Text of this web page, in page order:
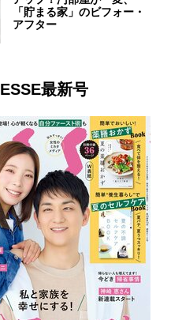
「貯まる家」のビフォー・
アフター
ESSE最新号